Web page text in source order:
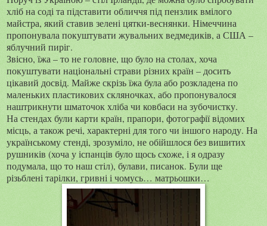
хліб на соді та підставити обличчя під пензлик вмілого
майстра, який ставив зелені цятки-веснянки. Німеччина
пропонувала покуштувати жувальних ведмедиків, а США –
яблучний пиріг.
Звісно, їжа – то не головне, що було на столах, хоча
покуштувати національні страви різних країн – досить
цікавий досвід. Майже скрізь їжа була або розкладена по
маленьких пластикових скляночках, або пропонувалося
наштрикнути шматочок хліба чи ковбаси на зубочистку.
На стендах були карти країн, прапори, фотографії відомих
місць, а також речі, характерні для того чи іншого народу. На
українському стенді, зрозуміло, не обійшлося без вишитих
рушників (хоча у іспанців було щось схоже, і я одразу
подумала, що то наш стіл), булави, писанок. Були ще
різьблені тарілки, гривні і чомусь… матрьошки…